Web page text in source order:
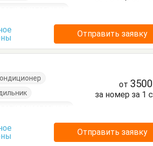
двуспальные
Отправить заявку
односпальные
от
за номер за 1
Отправить заявку